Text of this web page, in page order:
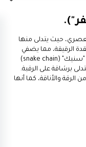
حيث يتدلى منها
الرقيقة، مما يضفي
عليها لمسة فنية وذات معنى. السلسلة من نوع "سنيك" (snake chain)
برشاقة على الرقبة.
الرقة والأناقة، كما أنها